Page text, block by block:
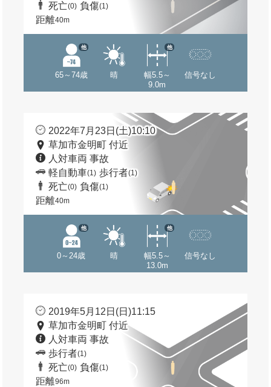
死亡(0) 負傷(1)
距離40m
65～74歳
他
晴
幅5.5～
9.0m
他
信号なし
2022年7月23日(土)10:10
草加市金明町 付近
人対車両 事故
軽自動車(1) 歩行者(1)
死亡(0) 負傷(1)
距離40m
0～24歳
他
晴
幅5.5～
13.0m
他
信号なし
2019年5月12日(日)11:15
草加市金明町 付近
人対車両 事故
歩行者(1)
死亡(0) 負傷(1)
距離96m